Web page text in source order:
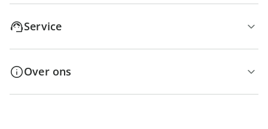
Service
Over ons